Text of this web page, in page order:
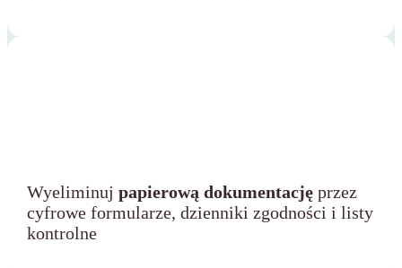
Wyeliminuj papierową dokumentację przez
cyfrowe formularze, dzienniki zgodności i listy
kontrolne